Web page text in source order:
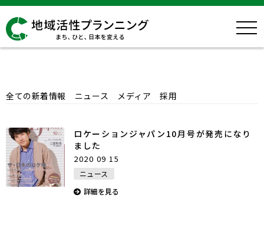
News
全ての新着情報 ニュース メディア 採用
ロケーションジャパン10月号が発売になり
ました
2020 09 15
ニュース
詳細を見る